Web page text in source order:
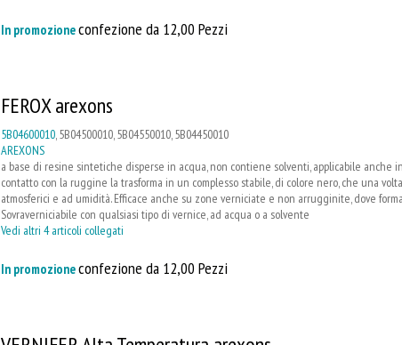
In promozioneconfezione da 12,00 Pezzi
FEROX arexons
5B04600010, 5B04500010, 5B04550010, 5B04450010
AREXONS
a base di resine sintetiche disperse in acqua, non contiene solventi, applicabile anche
contatto con la ruggine la trasforma in un complesso stabile, di colore nero, che una
atmosferici e ad umidità. Efficace anche su zone verniciate e non arrugginite, dove
Sovraverniciabile con qualsiasi tipo di vernice, ad acqua o a solvente
Vedi altri 4 articoli collegati
In promozioneconfezione da 12,00 Pezzi